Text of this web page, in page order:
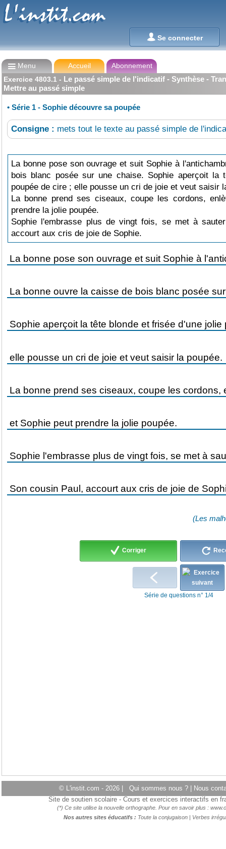
Se connecter
L'instit.com
L'instit.com
Menu Accueil
Abonnement
Exercice 4803.1 - Le passé simple de l'indicatif - Synthèse -
Mettre au passé simple
• Série 1 - Sophie découvre sa poupée
Consigne : mets tout le texte au passé simple de
La bonne pose son ouvrage et suit Sophie à
bois blanc posée sur une chaise. Sophie aperçoit la
poupée de cire ; elle pousse un cri de joie et veut saisir
La bonne prend ses ciseaux, coupe les cordons,
prendre la jolie poupée.
Sophie l'embrasse plus de vingt fois, se met à
accourt aux cris de joie de Sophie.
(Les
Corriger
Série de questions n° 1/4
© L'instit.com - 2026 | Qui sommes nous ?
Nous
Site de soutien scolaire - Cours et exercices interactifs en
(*) Ce site utilise la nouvelle orthographe. Pour en savoir plus :
Nos autres sites éducatifs : Toute la conjugaison| Verbes